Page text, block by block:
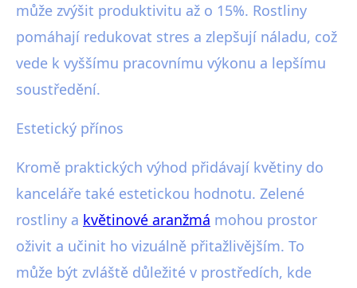
může zvýšit produktivitu až o 15%. Rostliny
pomáhají redukovat stres a zlepšují náladu, což
vede k vyššímu pracovnímu výkonu a lepšímu
soustředění.
Estetický přínos
Kromě praktických výhod přidávají květiny do
kanceláře také estetickou hodnotu. Zelené
rostliny a květinové aranžmá mohou prostor
oživit a učinit ho vizuálně přitažlivějším. To
může být zvláště důležité v prostředích, kde